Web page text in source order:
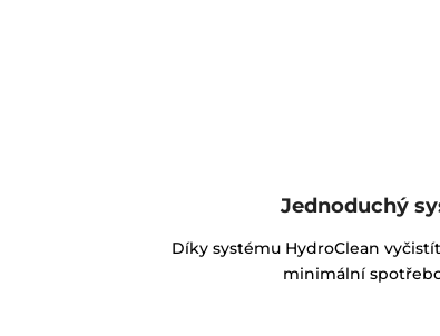
Jednoduchý
Díky systému HydroClean
minimální